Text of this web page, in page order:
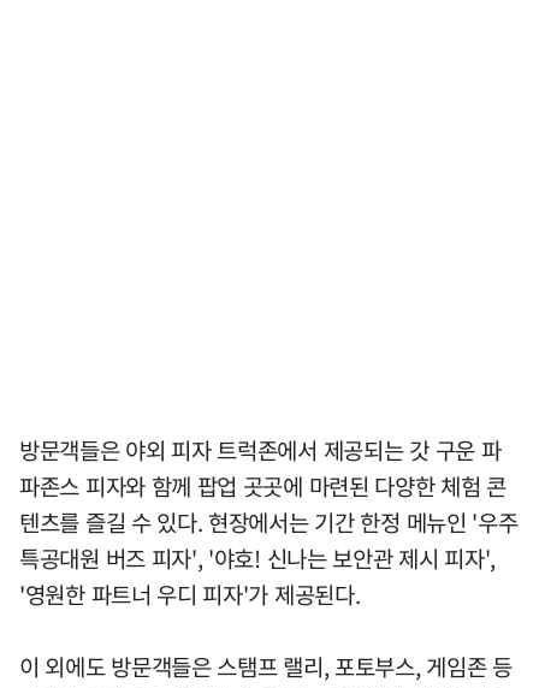
방문객들은 야외 피자 트럭존에서 제공되는 갓 구운 파
파존스 피자와 함께 팝업 곳곳에 마련된 다양한 체험 콘
텐츠를 즐길 수 있다. 현장에서는 기간 한정 메뉴인 '우주
특공대원 버즈 피자', '야호! 신나는 보안관 제시 피자',
'영원한 파트너 우디 피자'가 제공된다.
이 외에도 방문객들은 스탬프 랠리, 포토부스, 게임존 등